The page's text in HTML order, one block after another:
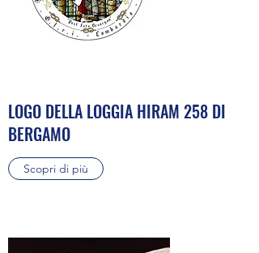
LOGO DELLA LOGGIA HIRAM 258 DI
BERGAMO
Scopri di più